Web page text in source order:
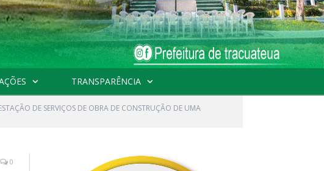
TRANSPARÊNCIA
DE SERVIÇOS DE OBRA DE CONSTRUÇÃO DE UMA
0